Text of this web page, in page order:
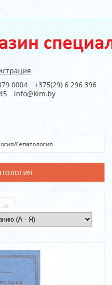
0004
+375(29) 6 296 396
info@kim.by
Гепатология
→